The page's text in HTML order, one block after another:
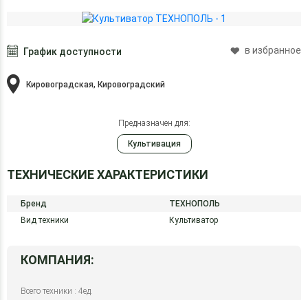
График доступности в избранное
Кировоградская, Кировоградский
Предназначен для:
Культивация
ТЕХНИЧЕСКИЕ ХАРАКТЕРИСТИКИ
Бренд
ТЕХНОПОЛЬ
Вид техники
Культиватор
КОМПАНИЯ:
Всего техники : 4ед.